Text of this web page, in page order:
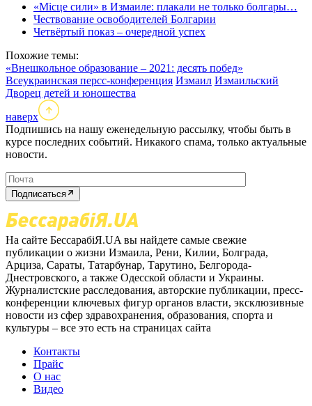
«Місце сили» в Измаиле: плакали не только болгары…
Чествование освободителей Болгарии
Четвёртый показ – очередной успех
Похожие темы:
«Внешкольное образование – 2021: десять побед»
Всеукраинская персс-конференция Измаил Измаильский
Дворец детей и юношества
наверх
Подпишись на нашу еженедельную рассылку, чтобы быть в
курсе последних событий. Никакого спама, только актуальные
новости.
Подписаться
На сайте БессарабіЯ.UA вы найдете самые свежие
публикации о жизни Измаила, Рени, Килии, Болграда,
Арциза, Сараты, Татарбунар, Тарутино, Белгорода-
Днестровского, а также Одесской области и Украины.
Журналистские расследования, авторские публикации, пресс-
конференции ключевых фигур органов власти, эксклюзивные
новости из сфер здравохранения, образования, спорта и
культуры – все это есть на страницах сайта
Контакты
Прайс
О нас
Видео